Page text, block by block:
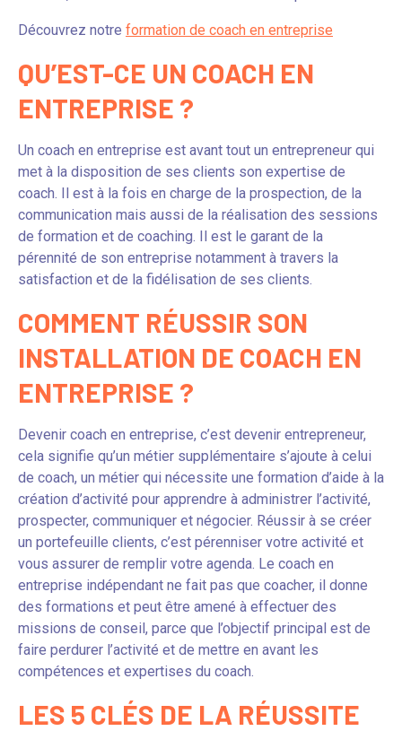
Découvrez notre formation de coach en entreprise
QU’EST-CE UN COACH EN
ENTREPRISE ?
Un coach en entreprise est avant tout un entrepreneur qui
met à la disposition de ses clients son expertise de
coach. Il est à la fois en charge de la prospection, de la
communication mais aussi de la réalisation des sessions
de formation et de coaching. Il est le garant de la
pérennité de son entreprise notamment à travers la
satisfaction et de la fidélisation de ses clients.
COMMENT RÉUSSIR SON
INSTALLATION DE COACH EN
ENTREPRISE ?
Devenir coach en entreprise, c’est devenir entrepreneur,
cela signifie qu’un métier supplémentaire s’ajoute à celui
de coach, un métier qui nécessite une formation d’aide à la
création d’activité pour apprendre à administrer l’activité,
prospecter, communiquer et négocier. Réussir à se créer
un portefeuille clients, c’est pérenniser votre activité et
vous assurer de remplir votre agenda. Le coach en
entreprise indépendant ne fait pas que coacher, il donne
des formations et peut être amené à effectuer des
missions de conseil, parce que l’objectif principal est de
faire perdurer l’activité et de mettre en avant les
compétences et expertises du coach.
LES 5 CLÉS DE LA RÉUSSITE